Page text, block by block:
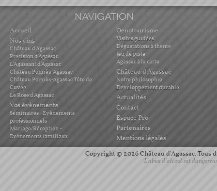
NAVIGATION
Accueil
Nos vins
Château d'Agassac
Précision d'Agassac
L'Agassant d'Agassac
Château Pomiès-Agassac
Château Pomiès-Agassac Tête de
Cuvée
Le Rosé d'Agassac
Vos évènements
Séminaires - Evènements
professionnels
Mariage/Réception -
Evènements familiaux
Oenotourisme
Visites guidées
Dégustations à thème
Jeu de piste
Agassac à la carte
Château d'Agassac
Notre philosophie
Développement durable
Actualités
Contact
Espace Pro
Partenaires
Mentions légales
Copyright © 2026 Château d'Agassac. Tous
L'abus d'alcool est